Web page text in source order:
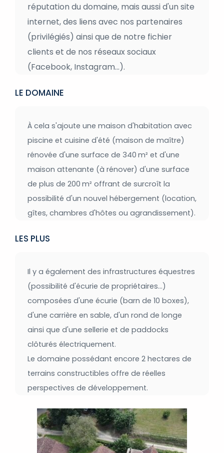
réputation du domaine, mais aussi d'un site
internet, des liens avec nos partenaires
(privilégiés) ainsi que de notre fichier
clients et de nos réseaux sociaux
(Facebook, Instagram...).
LE DOMAINE
À cela s'ajoute une maison d'habitation avec
piscine et cuisine d'été (maison de maître)
rénovée d'une surface de 340 m² et d'une
maison attenante (à rénover) d'une surface
de plus de 200 m² offrant de surcroît la
possibilité d'un nouvel hébergement (location,
gîtes, chambres d'hôtes ou agrandissement).
LES PLUS
Il y a également des infrastructures équestres
(possibilité d'écurie de propriétaires…)
composées d'une écurie (barn de 10 boxes),
d'une carrière en sable, d'un rond de longe
ainsi que d'une sellerie et de paddocks
clôturés électriquement.
Le domaine possédant encore 2 hectares de
terrains constructibles offre de réelles
perspectives de développement.